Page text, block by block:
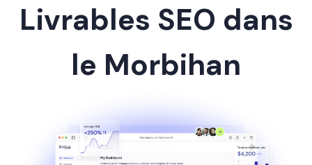
Livrables SEO dans
le Morbihan